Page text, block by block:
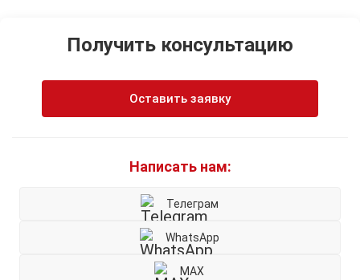
Получить консультацию
Оставить заявку
Написать нам:
Телеграм
WhatsApp
MAX